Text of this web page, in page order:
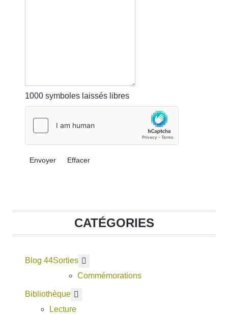
1000 symboles laissés libres
Envoyer Effacer
CATÉGORIES
Blog 44Sorties
Commémorations
Bibliothèque
Lecture